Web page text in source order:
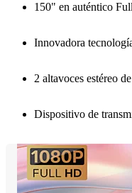
150" en auténtico
Innovadora
2 altavoces estéreo
Dispositivo de